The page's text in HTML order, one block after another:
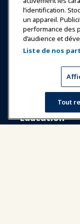
Se
Nouvelles &
Éducation
l’identification.
un appareil.
performance des
d’audience et
Liste de nos
Tout